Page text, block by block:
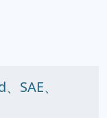
SAE、